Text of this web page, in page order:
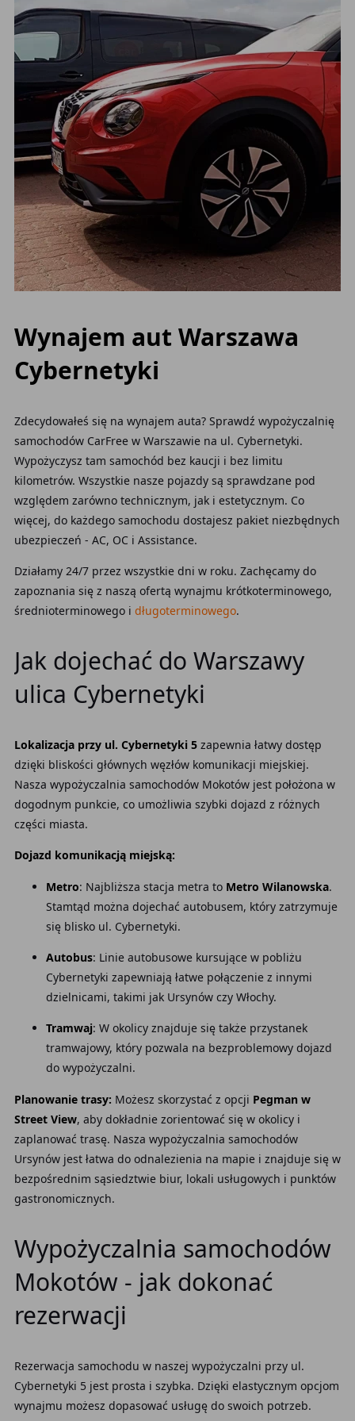
Wynajem aut Warszawa
Cybernetyki
Zdecydowałeś się na wynajem auta? Sprawdź wypożyczalnię
samochodów CarFree w Warszawie na ul. Cybernetyki.
Wypożyczysz tam samochód bez kaucji i bez limitu
kilometrów. Wszystkie nasze pojazdy są sprawdzane pod
względem zarówno technicznym, jak i estetycznym. Co
więcej, do każdego samochodu dostajesz pakiet niezbędnych
ubezpieczeń - AC, OC i Assistance.
Działamy 24/7 przez wszystkie dni w roku. Zachęcamy do
zapoznania się z naszą ofertą wynajmu krótkoterminowego,
średnioterminowego i długoterminowego.
Jak dojechać do Warszawy
ulica Cybernetyki
Lokalizacja przy ul. Cybernetyki 5zapewnia łatwy dostęp
dzięki bliskości głównych węzłów komunikacji miejskiej.
Nasza wypożyczalnia samochodów Mokotów jest położona w
dogodnym punkcie, co umożliwia szybki dojazd z różnych
części miasta.
Dojazd komunikacją miejską:
Metro: Najbliższa stacja metra to Metro Wilanowska.
Stamtąd można dojechać autobusem, który zatrzymuje
się blisko ul. Cybernetyki.
Autobus: Linie autobusowe kursujące w pobliżu
Cybernetyki zapewniają łatwe połączenie z innymi
dzielnicami, takimi jak Ursynów czy Włochy.
Tramwaj: W okolicy znajduje się także przystanek
tramwajowy, który pozwala na bezproblemowy dojazd
do wypożyczalni.
Planowanie trasy: Możesz skorzystać z opcji Pegman w
Street View, aby dokładnie zorientować się w okolicy i
zaplanować trasę. Nasza wypożyczalnia samochodów
Ursynów jest łatwa do odnalezienia na mapie i znajduje się w
bezpośrednim sąsiedztwie biur, lokali usługowych i punktów
gastronomicznych.
Wypożyczalnia samochodów
Mokotów - jak dokonać
rezerwacji
Rezerwacja samochodu w naszej wypożyczalni przy ul.
Cybernetyki 5 jest prosta i szybka. Dzięki elastycznym opcjom
wynajmu możesz dopasować usługę do swoich potrzeb.